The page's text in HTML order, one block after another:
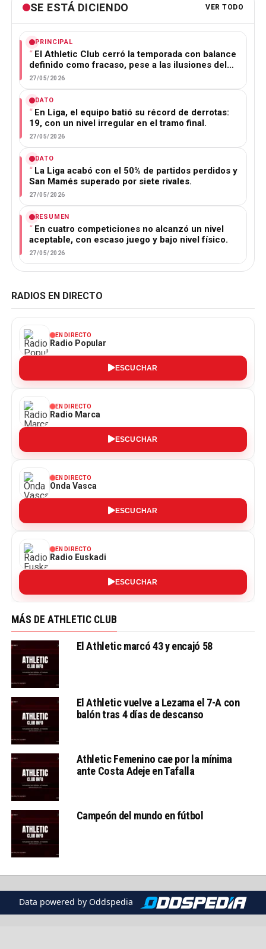
SE ESTÁ DICIENDO VER TODO
PRINCIPAL
El Athletic Club cerró la temporada con balance
definido como fracaso, pese a las ilusiones del…
27/05/2026
DATO
En Liga, el equipo batió su récord de derrotas:
19, con un nivel irregular en el tramo final.
27/05/2026
DATO
La Liga acabó con el 50% de partidos perdidos y
San Mamés superado por siete rivales.
27/05/2026
RESUMEN
En cuatro competiciones no alcanzó un nivel
aceptable, con escaso juego y bajo nivel físico.
27/05/2026
RADIOS EN DIRECTO
EN DIRECTO
Radio Popular
ESCUCHAR
EN DIRECTO
Radio Marca
ESCUCHAR
EN DIRECTO
Onda Vasca
ESCUCHAR
EN DIRECTO
Radio Euskadi
ESCUCHAR
MÁS DE ATHLETIC CLUB
El Athletic marcó 43 y encajó 58
El Athletic vuelve a Lezama el 7-A con
balón tras 4 días de descanso
Athletic Femenino cae por la mínima
ante Costa Adeje en Tafalla
Campeón del mundo en fútbol
Data powered by Oddspedia